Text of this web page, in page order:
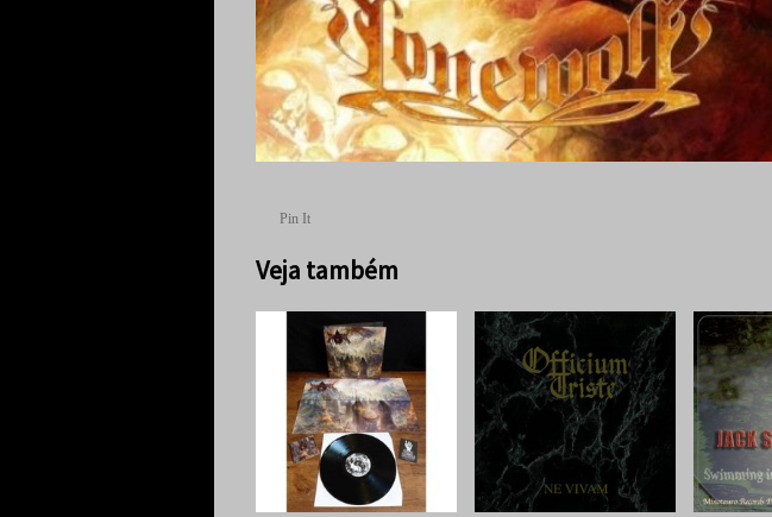
Pin It
Veja também